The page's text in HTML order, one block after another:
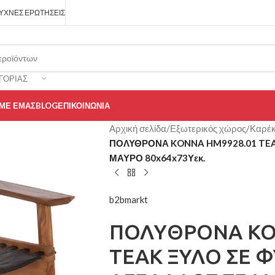
ΕΡΩΤΉΣΕΙΣ
ΕΜΆΣBLOGΕΠΙΚΟΙΝΩΝΊΑ
Αρχική σελίδα/Εξωτερικός χώρος/
ΠΟΛΥΘΡΟΝΑ KONNA HM9928.01
ΜΑΥΡΟ 80x64x73Υεκ.
b2bmarkt
ΠΟΛΥΘΡΟΝΑ
TEAK ΞΥΛΟ ΣΕ